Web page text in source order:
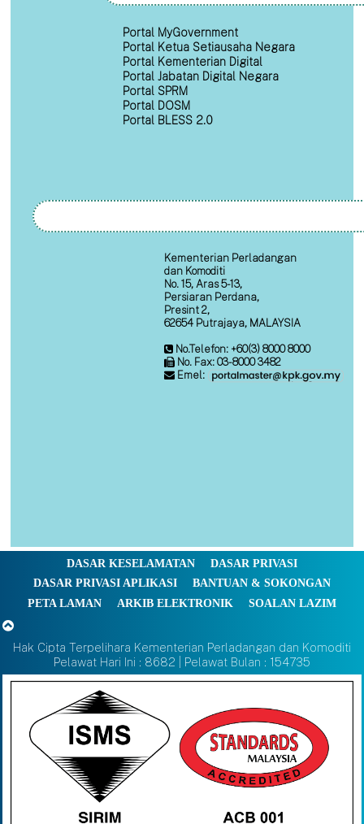
Portal MyGovernment
Portal Ketua Setiausaha Negara
Portal Kementerian Digital
Portal Jabatan Digital Negara
Portal SPRM
Portal DOSM
Portal BLESS 2.0
Kementerian Perladangan
dan Komoditi
No. 15, Aras 5-13,
Persiaran Perdana,
Presint 2,
62654 Putrajaya, MALAYSIA
No.Telefon: +60(3) 8000 8000
No. Fax: 03-8000 3482
Emel:
DASAR KESELAMATAN
DASAR PRIVASI
DASAR PRIVASI APLIKASI
BANTUAN & SOKONGAN
PETA LAMAN
ARKIB ELEKTRONIK SOALAN LAZIM
Hak Cipta Terpelihara Kementerian Perladangan dan Komoditi
Pelawat Hari Ini : 8682 | Pelawat Bulan : 154735